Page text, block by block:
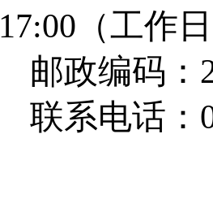
17:00 （工作
邮政编码：
联系电话：